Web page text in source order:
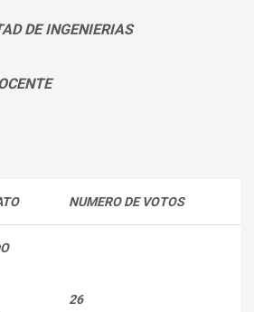
DE INGENIERIAS
NUMERO DE VOTOS
26